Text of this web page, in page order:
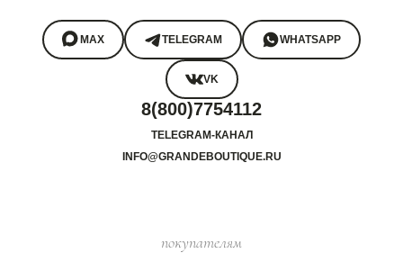
MAX TELEGRAM WHATSAPP
VK
8(800)7754112
TELEGRAM-КАНАЛ
INFO@GRANDEBOUTIQUE.RU
покупателям